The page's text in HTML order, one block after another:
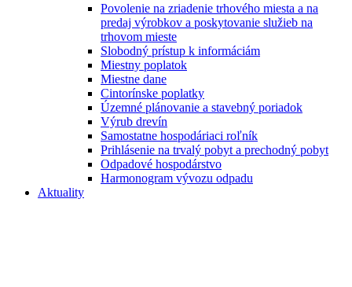
Povolenie na zriadenie trhového miesta a na
predaj výrobkov a poskytovanie služieb na
trhovom mieste
Slobodný prístup k informáciám
Miestny poplatok
Miestne dane
Cintorínske poplatky
Územné plánovanie a stavebný poriadok
Výrub drevín
Samostatne hospodáriaci roľník
Prihlásenie na trvalý pobyt a prechodný pobyt
Odpadové hospodárstvo
Harmonogram vývozu odpadu
Aktuality